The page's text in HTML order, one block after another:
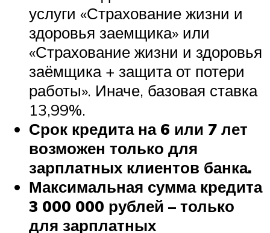
услуги «Страхование жизни и
здоровья заемщика» или
«Страхование жизни и здоровья
заёмщика + защита от потери
работы». Иначе, базовая ставка
13,99%.
Срок кредита на 6 или 7 лет
возможен только для
зарплатных клиентов банка.
Максимальная сумма кредита
3 000 000 рублей – только
для зарплатных